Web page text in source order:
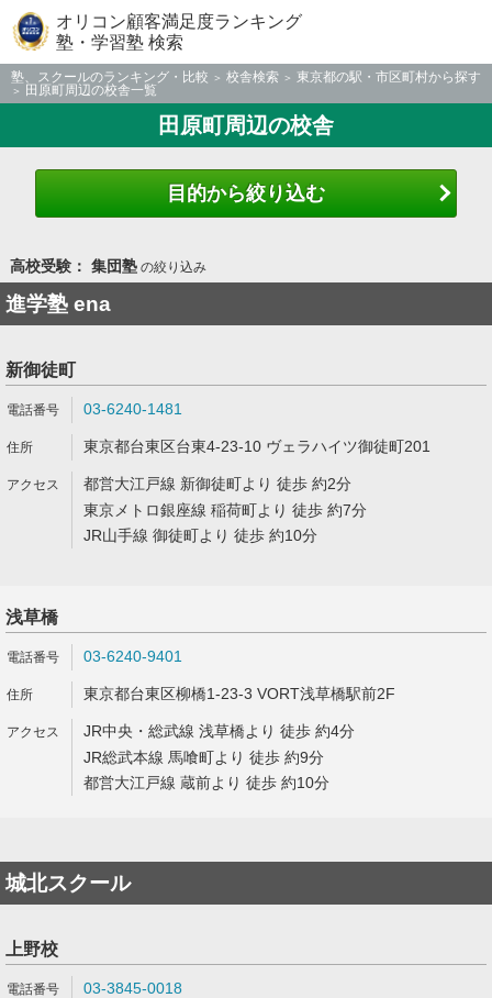
オリコン顧客満足度ランキング
塾・学習塾 検索
塾、スクールのランキング・比較 校舎検索
東京都の駅・市区町村から探す
田原町周辺の校舎一覧
田原町周辺の校舎
目的から絞り込む
高校受験： 集団塾の絞り込み
進学塾 ena
新御徒町
03-6240-1481
東京都台東区台東4-23-10 ヴェラハイツ御徒町201
都営大江戸線 新御徒町より 徒歩 約2分
東京メトロ銀座線 稲荷町より 徒歩 約7分
JR山手線 御徒町より 徒歩 約10分
浅草橋
03-6240-9401
東京都台東区柳橋1-23-3 VORT浅草橋駅前2F
JR中央・総武線 浅草橋より 徒歩 約4分
JR総武本線 馬喰町より 徒歩 約9分
都営大江戸線 蔵前より 徒歩 約10分
城北スクール
上野校
03-3845-0018